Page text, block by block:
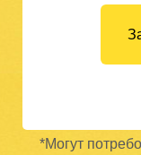
*Могут